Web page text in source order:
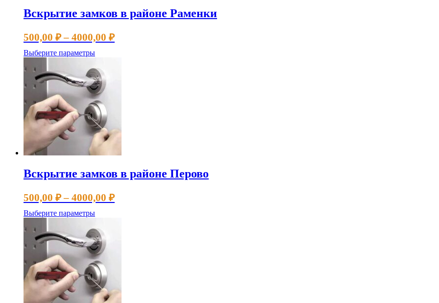
Вскрытие замков в районе Раменки
500,00 ₽ – 4000,00 ₽Диапазон
Выберите параметрыЭтот
имеет
несколько
вариаций.
Опции
можно
выбрать
на
странице
товара.
Вскрытие замков в районе Перово
500,00 ₽ – 4000,00 ₽Диапазон
Выберите параметрыЭтот
имеет
несколько
вариаций.
Опции
можно
выбрать
на
странице
товара.